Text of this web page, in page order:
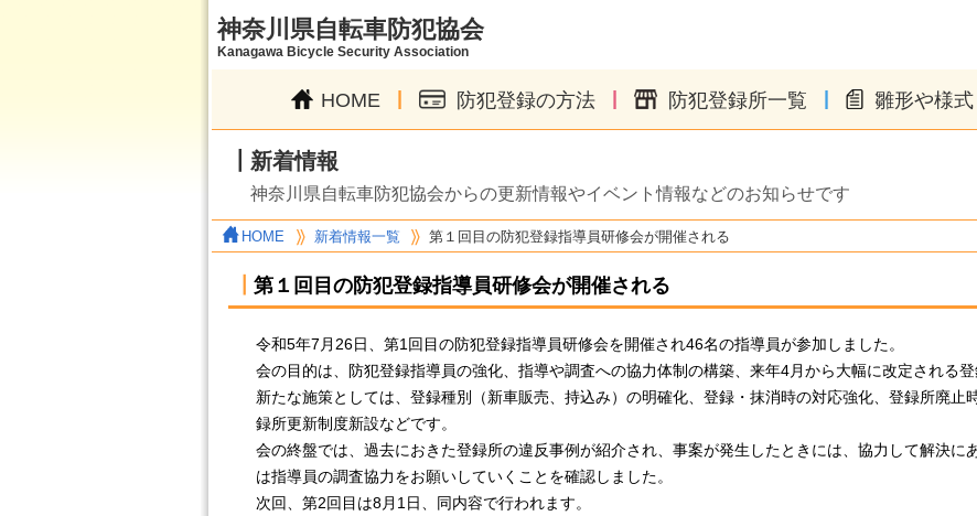
神奈川県自転車防犯協会
Kanagawa Bicycle Security Association
HOME 防犯登録の方法 防犯登録所一覧 雛形や様式
┃新着情報
神奈川県自転車防犯協会からの更新情報やイベント情報などのお知らせです
HOME 新着情報一覧 第１回目の防犯登録指導員研修会が開催される
第１回目の防犯登録指導員研修会が開催される
令和5年7月26日、第1回目の防犯登録指導員研修会を開催され46名の指導員が参加しました。
会の目的は、防犯登録指導員の強化、指導や調査への協力体制の構築、来年4月から大幅に改定される登
新たな施策としては、登録種別（新車販売、持込み）の明確化、登録・抹消時の対応強化、登録所廃止
録所更新制度新設などです。
会の終盤では、過去におきた登録所の違反事例が紹介され、事案が発生したときには、協力して解決に
は指導員の調査協力をお願いしていくことを確認しました。
次回、第2回目は8月1日、同内容で行われます。